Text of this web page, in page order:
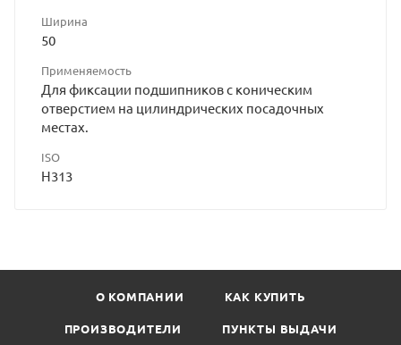
Ширина
50
Применяемость
Для фиксации подшипников с коническим
отверстием на цилиндрических посадочных
местах.
ISO
H313
О КОМПАНИИ КАК КУПИТЬ
ПРОИЗВОДИТЕЛИ ПУНКТЫ ВЫДАЧИ